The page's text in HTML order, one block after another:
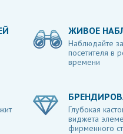
ЖИВОЕ
Наблюдайте
посетителя в
времени
Глубокая
виджета
фирменного